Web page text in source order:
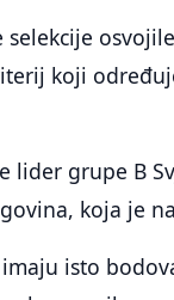
selekcije
koji
lider grupe B
koja je
imaju isto